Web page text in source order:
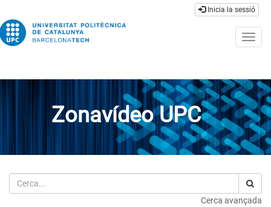
Inicia la sessió
Zonavídeo UPC
Cerca
Cerca avançada